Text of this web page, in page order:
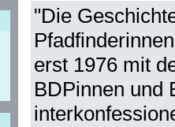
"Die
erst 1976 mit
BDPinnen und